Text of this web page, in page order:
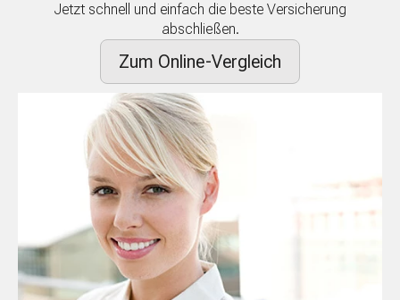
Jetzt schnell und einfach die beste Versicherung
abschließen.
Zum Online-Vergleich